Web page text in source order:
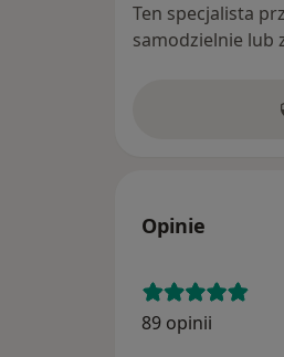
Ten specjalista
samodzielnie lub
Opinie
89 opinii